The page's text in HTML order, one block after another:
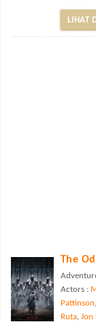
LIHAT
The
Actors :
Pattinson,
Ruta, Jon